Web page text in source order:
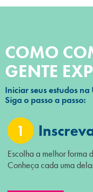
COMO
GENTE
Iniciar seus estudos na
Siga o passo a passo:
1
Escolha a melhor forma
Conheça cada uma